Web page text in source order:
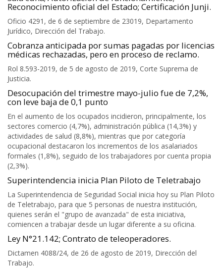
Reconocimiento oficial del Estado; Certificación Junji.
Oficio 4291, de 6 de septiembre de 23019, Departamento
Jurídico, Dirección del Trabajo.
Cobranza anticipada por sumas pagadas por licencias
médicas rechazadas, pero en proceso de reclamo.
Rol 8.593-2019, de 5 de agosto de 2019, Corte Suprema de
Justicia.
Desocupación del trimestre mayo-julio fue de 7,2%,
con leve baja de 0,1 punto
En el aumento de los ocupados incidieron, principalmente, los
sectores comercio (4,7%), administración pública (14,3%) y
actividades de salud (8,8%), mientras que por categoría
ocupacional destacaron los incrementos de los asalariados
formales (1,8%), seguido de los trabajadores por cuenta propia
(2,3%).
Superintendencia inicia Plan Piloto de Teletrabajo
La Superintendencia de Seguridad Social inicia hoy su Plan Piloto
de Teletrabajo, para que 5 personas de nuestra institución,
quienes serán el "grupo de avanzada" de esta iniciativa,
comiencen a trabajar desde un lugar diferente a su oficina.
Ley N°21.142; Contrato de teleoperadores.
Dictamen 4088/24, de 26 de agosto de 2019, Dirección del
Trabajo.